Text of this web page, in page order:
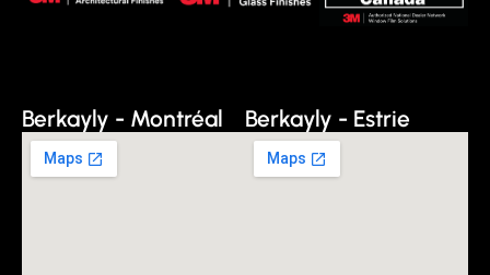
Berkayly - Montréal Berkayly - Estrie